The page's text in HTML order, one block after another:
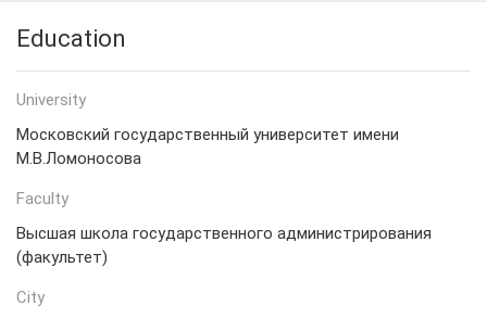
Education
University
Московский государственный университет имени
М.В.Ломоносова
Faculty
Высшая школа государственного администрирования
(факультет)
City